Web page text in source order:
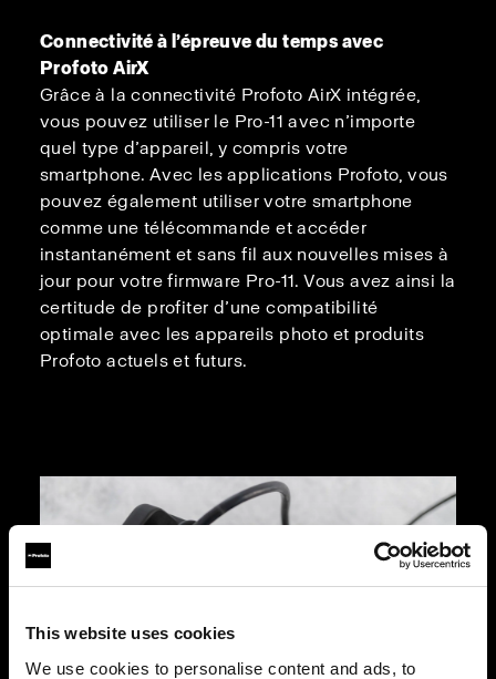
This website uses cookies
We use cookies to personalise content and ads, to
Connectivité à l’épreuve du temps avec
Profoto AirX
Grâce à la connectivité Profoto AirX intégrée,
vous pouvez utiliser le Pro-11 avec n’importe
quel type d’appareil, y compris votre
smartphone. Avec les applications Profoto, vous
pouvez également utiliser votre smartphone
comme une télécommande et accéder
instantanément et sans fil aux nouvelles mises à
jour pour votre firmware Pro-11. Vous avez ainsi la
certitude de profiter d’une compatibilité
optimale avec les appareils photo et produits
Profoto actuels et futurs.